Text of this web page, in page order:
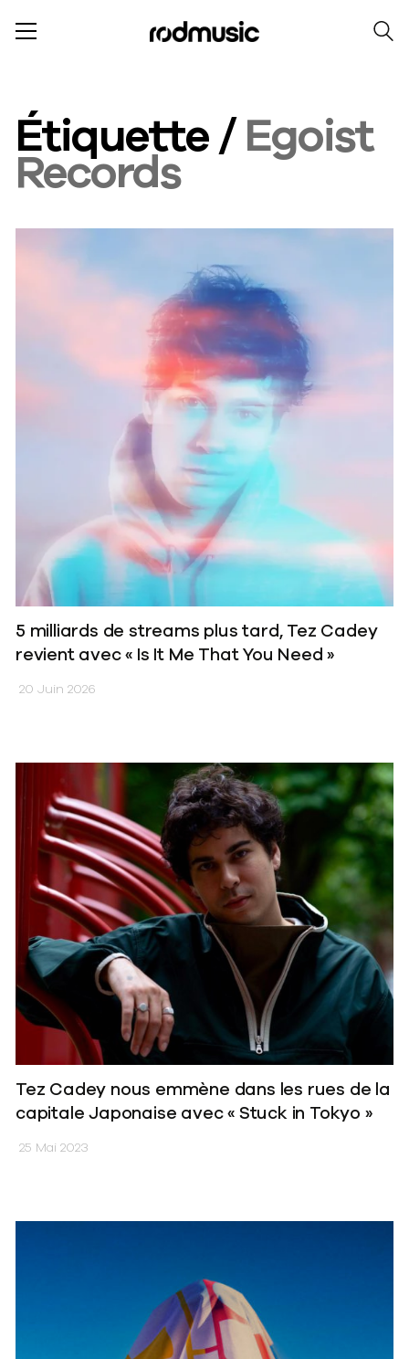
Étiquette / Egoist
Records
5 milliards de streams plus tard, Tez Cadey
revient avec « Is It Me That You Need »
20 Juin 2026
Tez Cadey nous emmène dans les rues de la
capitale Japonaise avec « Stuck in Tokyo »
25 Mai 2023